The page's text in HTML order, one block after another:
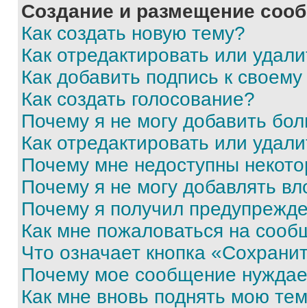
Создание и размещение
Как создать новую тему?
Как отредактировать или
Как добавить подпись к
Как создать голосование?
Почему я не могу добавить
Как отредактировать или
Почему мне недоступны
Почему я не могу добавлять
Почему я получил
Как мне пожаловаться на
Что означает кнопка
Почему мое сообщение
Как мне вновь поднять мою